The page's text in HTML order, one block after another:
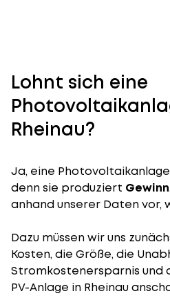
Lohnt sich eine
Rheinau?
Ja, eine
denn sie produziert Gewinn
anhand unserer Daten vor,
Dazu müssen wir uns
Kosten, die Größe, die
Stromkostenersparnis und
PV-Anlage in Rheinau